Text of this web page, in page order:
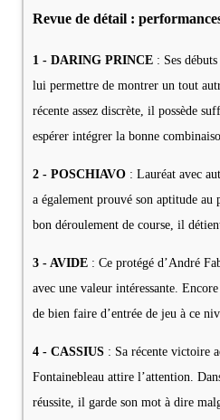
Revue de détail :
1 - DARING PRINCE : Ses
lui permettre de montrer un tout
récente assez discrète, il possède
espérer intégrer la bonne
2 - POSCHIAVO : Lauréat avec
a également prouvé son aptitude au
bon déroulement de course, il
3 - AVIDE : Ce protégé d’André
avec une valeur intéressante.
de bien faire d’entrée de jeu à ce
4 - CASSIUS : Sa récente victoire
Fontainebleau attire l’attention.
réussite, il garde son mot à dire